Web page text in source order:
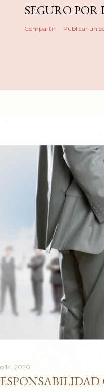
SEGURO POR
Compartir Publicar un
14, 2020